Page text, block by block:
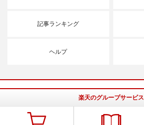
記事ランキング
ヘルプ
楽天のグループサービス